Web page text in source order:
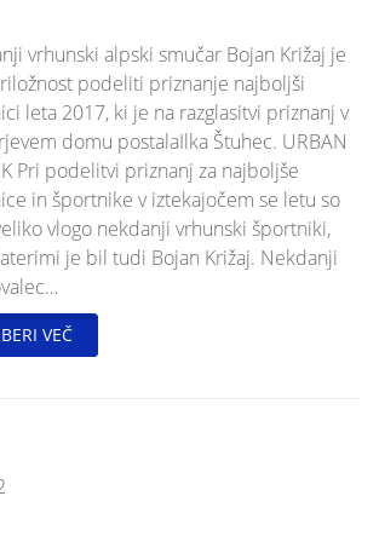
vrhunski alpski smučar Bojan Križaj je
podeliti priznanje najboljši
leta 2017, ki je na razglasitvi priznanj v
domu postalaIlka Štuhec. URBAN
Pri podelitvi priznanj za najboljše
in športnike v iztekajočem se letu so
vlogo nekdanji vrhunski športniki,
je bil tudi Bojan Križaj. Nekdanji
VEČ